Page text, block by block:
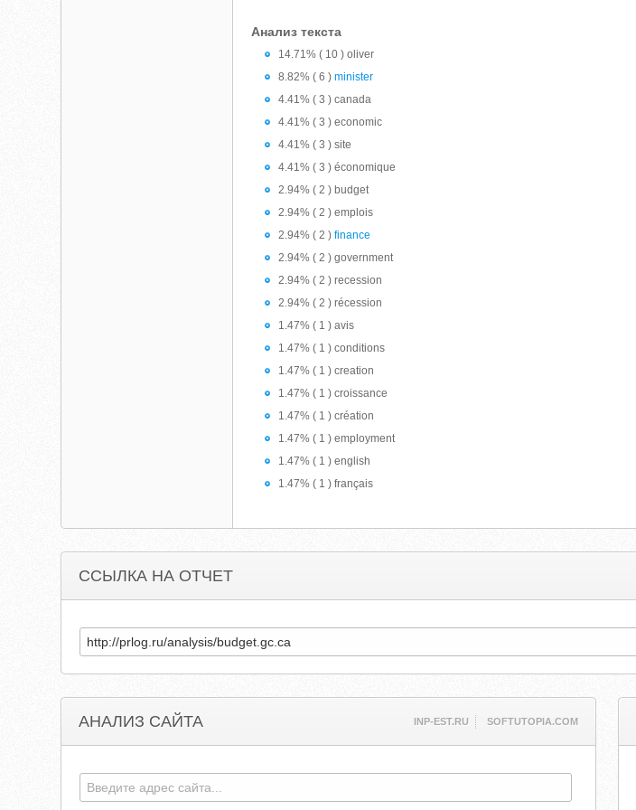
Анализ текста
14.71% ( 10 ) oliver
8.82% ( 6 )minister
4.41% ( 3 ) canada
4.41% ( 3 ) economic
4.41% ( 3 ) site
4.41% ( 3 ) économique
2.94% ( 2 ) budget
2.94% ( 2 ) emplois
2.94% ( 2 )finance
2.94% ( 2 ) government
2.94% ( 2 ) recession
2.94% ( 2 ) récession
1.47% ( 1 ) avis
1.47% ( 1 ) conditions
1.47% ( 1 ) creation
1.47% ( 1 ) croissance
1.47% ( 1 ) création
1.47% ( 1 ) employment
1.47% ( 1 ) english
1.47% ( 1 ) français
ССЫЛКА НА ОТЧЕТ
АНАЛИЗ САЙТА INP-EST.RU SOFTUTOPIA.COM